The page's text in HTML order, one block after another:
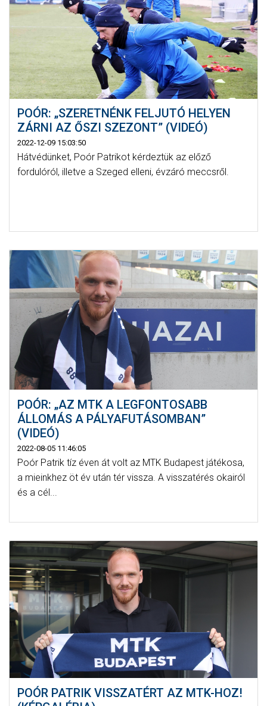
POÓR: „SZERETNÉNK FELJUTÓ HELYEN
ZÁRNI AZ ŐSZI SZEZONT” (VIDEÓ)
2022-12-09 15:03:50
Hátvédünket, Poór Patrikot kérdeztük az előző
fordulóról, illetve a Szeged elleni, évzáró meccsről.
POÓR: „AZ MTK A LEGFONTOSABB
ÁLLOMÁS A PÁLYAFUTÁSOMBAN”
(VIDEÓ)
2022-08-05 11:46:05
Poór Patrik tíz éven át volt az MTK Budapest játékosa,
a mieinkhez öt év után tér vissza. A visszatérés okairól
és a cél...
POÓR PATRIK VISSZATÉRT AZ MTK-HOZ!